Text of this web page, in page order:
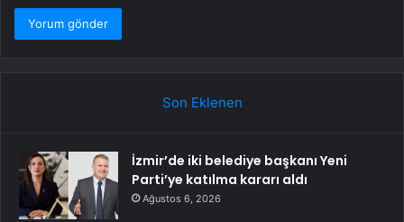
Son Eklenen
İzmir’de iki belediye başkanı Yeni
Parti’ye katılma kararı aldı
Ağustos 6, 2026